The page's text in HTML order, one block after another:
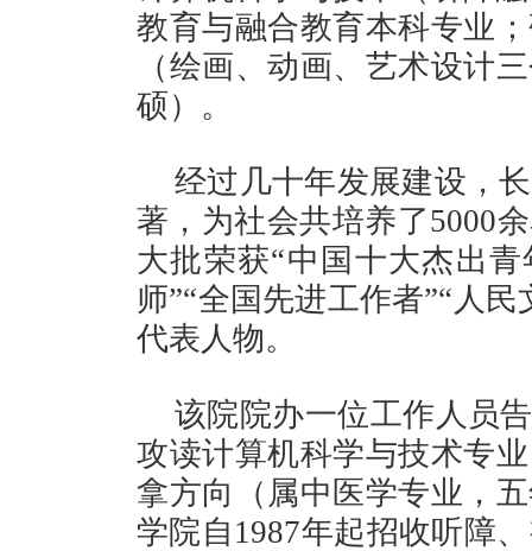
教育与融合教育本科专业
（绘画、动画、艺术设计
硕）。
经过几十年发展建设，
著，为社会共培养了5000
大批荣获“中国十大杰出
师”“全国先进工作者”“人
代表人物。
该院院办一位工作人员
攻读计算机科学与技术专
拿方向（属中医学专业，
学院自1987年起招收听障